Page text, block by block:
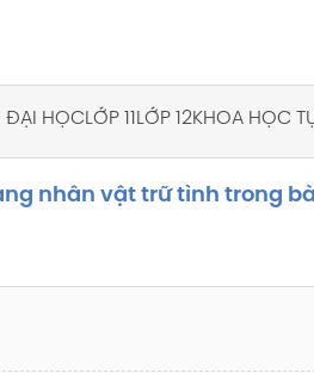
ĐẠI HỌCLỚP 11 LỚP 12KHOA HỌC
nhân vật trữ tình trong